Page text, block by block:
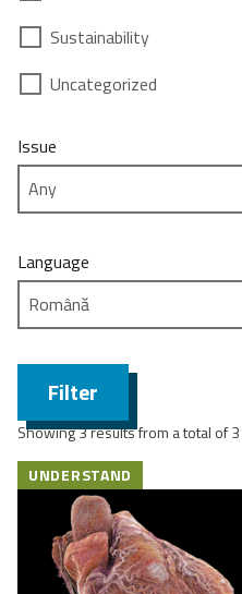
Sustainability
Uncategorized
Issue
Language
Filter
Showing 3 results from a total of 3
UNDERSTAND